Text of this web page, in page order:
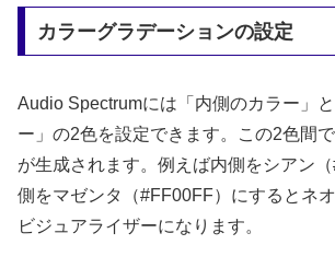
カラーグラデーションの設定
Audio Spectrumには「内側のカラー」
ー」の2色を設定できます。この2色間
が生成されます。例えば内側をシアン
側をマゼンタ（#FF00FF）にするとネ
ビジュアライザーになります。